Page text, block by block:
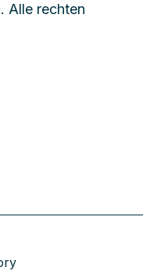
Alle rechten